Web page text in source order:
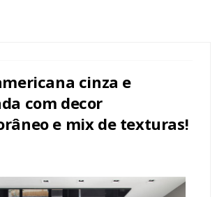
cinza e
com decor
e mix de texturas!